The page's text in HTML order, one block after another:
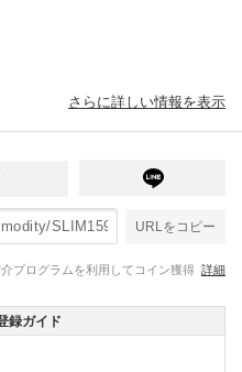
さらに詳しい情報を表示
URLをコピー
プログラムを利用してコイン獲得 詳細
録ガイド